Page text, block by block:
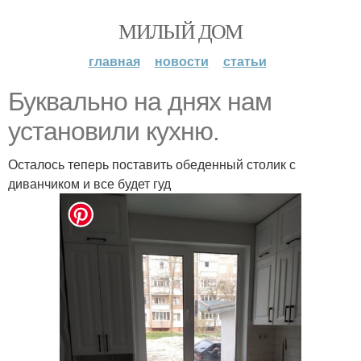
МИЛЫЙ ДОМ
главная новости статьи
Буквально на днях нам
установили кухню.
Осталось теперь поставить обеденный столик с
диванчиком и все будет гуд